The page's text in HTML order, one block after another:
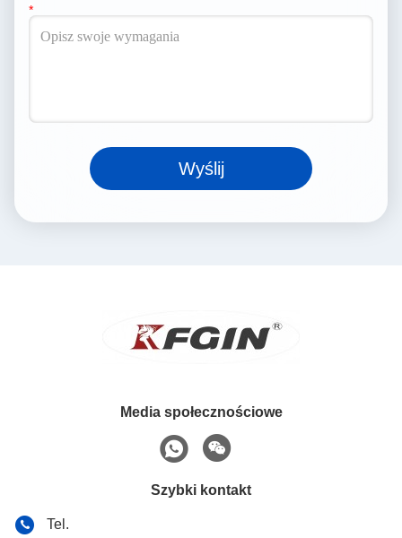
Wyślij
Media społecznościowe
Szybki kontakt
Tel.